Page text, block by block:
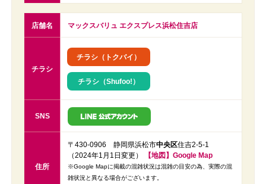
店舗名 マックスバリュ エクスプレス浜松住吉店
チラシ
チラシ（トクバイ）
チラシ（Shufoo!）
SNS
住所
〒430-0906 静岡県浜松市中央区住吉2-5-1
（2024年1月1日変更）
【地図】Google Map
※Google Mapに掲載の混雑状況は混雑の目安の為、実際の混
雑状況と異なる場合がございます。